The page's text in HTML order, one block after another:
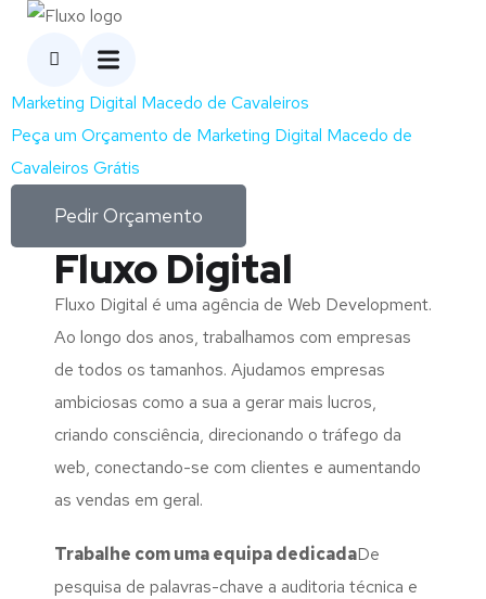
Marketing Digital Macedo de Cavaleiros
Peça um Orçamento de Marketing Digital Macedo de
Cavaleiros Grátis
Pedir Orçamento
Fluxo Digital
Fluxo Digital é uma agência de Web Development.
Ao longo dos anos, trabalhamos com empresas
de todos os tamanhos. Ajudamos empresas
ambiciosas como a sua a gerar mais lucros,
criando consciência, direcionando o tráfego da
web, conectando-se com clientes e aumentando
as vendas em geral.
Trabalhe com umaequipa dedicadaDe
pesquisa de palavras-chave a auditoria técnica e